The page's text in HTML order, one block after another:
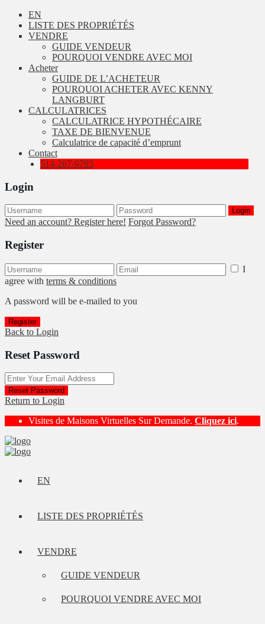
EN
LISTE DES PROPRIÉTÉS
VENDRE
GUIDE VENDEUR
POURQUOI VENDRE AVEC MOI
Acheter
GUIDE DE L’ACHETEUR
POURQUOI ACHETER AVEC KENNY
LANGBURT
CALCULATRICES
CALCULATRICE HYPOTHÉCAIRE
TAXE DE BIENVENUE
Calculatrice de capacité d’emprunt
Contact
514-267-9793
Login
Login
Need an account? Register here! Forgot Password?
Register
I
agree with terms & conditions
A password will be e-mailed to you
Register
Back to Login
Reset Password
Reset Password
Return to Login
Visites de Maisons Virtuelles Sur Demande. Cliquez ici.
EN
LISTE DES PROPRIÉTÉS
VENDRE
GUIDE VENDEUR
POURQUOI VENDRE AVEC MOI